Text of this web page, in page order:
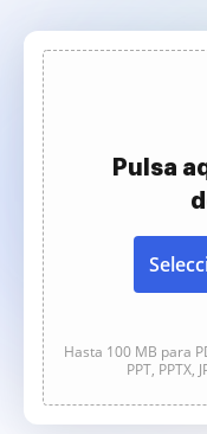
Pulsa
Hasta 100 MB para
PPT, PPTX,